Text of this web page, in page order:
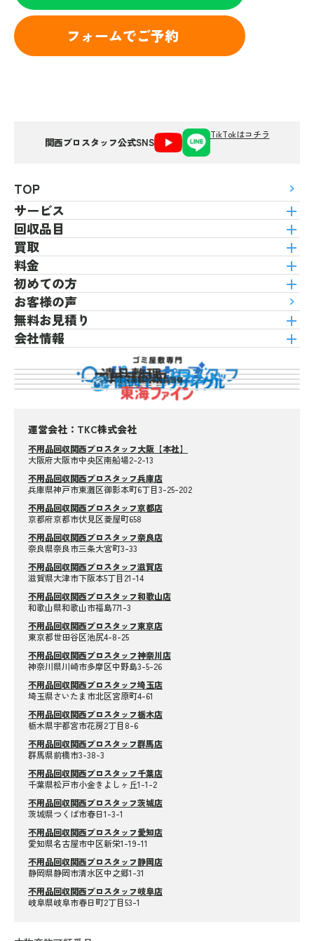
フォームでご予約
関西プロスタッフ公式SNS
TikTokはコチラ
TOP
サービス
回収品目
買取
料金
初めての方
お客様の声
無料お見積り
会社情報
運営会社：TKC株式会社
不用品回収関西プロスタッフ大阪【本社】
大阪府大阪市中央区南船場2-2-13
不用品回収関西プロスタッフ兵庫店
兵庫県神戸市東灘区御影本町6丁目3-25-202
不用品回収関西プロスタッフ京都店
京都府京都市伏見区菱屋町658
不用品回収関西プロスタッフ奈良店
奈良県奈良市三条大宮町3-33
不用品回収関西プロスタッフ滋賀店
滋賀県大津市下阪本5丁目21-14
不用品回収関西プロスタッフ和歌山店
和歌山県和歌山市福島771-3
不用品回収関西プロスタッフ東京店
東京都世田谷区池尻4-8-25
不用品回収関西プロスタッフ神奈川店
神奈川県川崎市多摩区中野島3-5-26
不用品回収関西プロスタッフ埼玉店
埼玉県さいたま市北区宮原町4-61
不用品回収関西プロスタッフ栃木店
栃木県宇都宮市花房2丁目8-6
不用品回収関西プロスタッフ群馬店
群馬県前橋市3-38-3
不用品回収関西プロスタッフ千葉店
千葉県松戸市小金きよしヶ丘1-1-2
不用品回収関西プロスタッフ茨城店
茨城県つくば市春日1-3-1
不用品回収関西プロスタッフ愛知店
愛知県名古屋市中区新栄1-19-11
不用品回収関西プロスタッフ静岡店
静岡県静岡市清水区中之郷1-31
不用品回収関西プロスタッフ岐阜店
岐阜県岐阜市春日町2丁目53-1